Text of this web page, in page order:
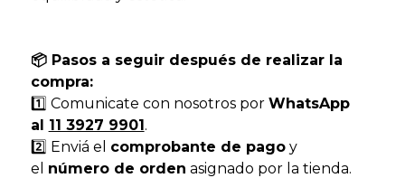
📦 Pasos a seguir después de realizar la
compra:
1️⃣ Comunicate con nosotros por WhatsApp
al 11 3927 9901.
2️⃣ Enviá el comprobante de pagoy
el número de orden asignado por la tienda.